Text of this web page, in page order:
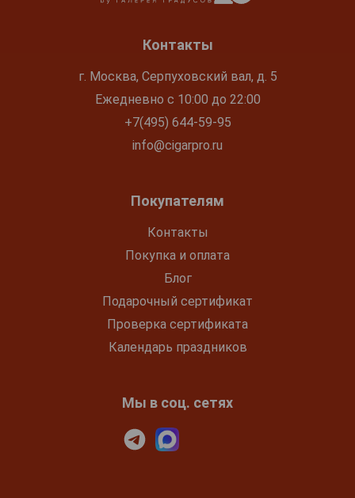
Контакты
г. Москва, Серпуховский вал, д. 5
Ежедневно с 10:00 до 22:00
+7(495) 644-59-95
info@cigarpro.ru
Покупателям
Контакты
Покупка и оплата
Блог
Подарочный сертификат
Проверка сертификата
Календарь праздников
Мы в соц. сетях